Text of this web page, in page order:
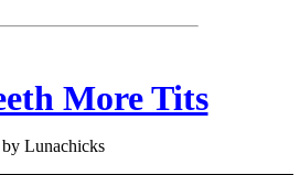
More Tits
by Lunachicks